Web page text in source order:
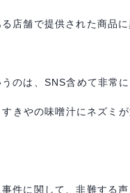
店舗で提供された商品
のは、 SNS含めて非常
すきやの味噌汁にネズミ
件に関して、非難する